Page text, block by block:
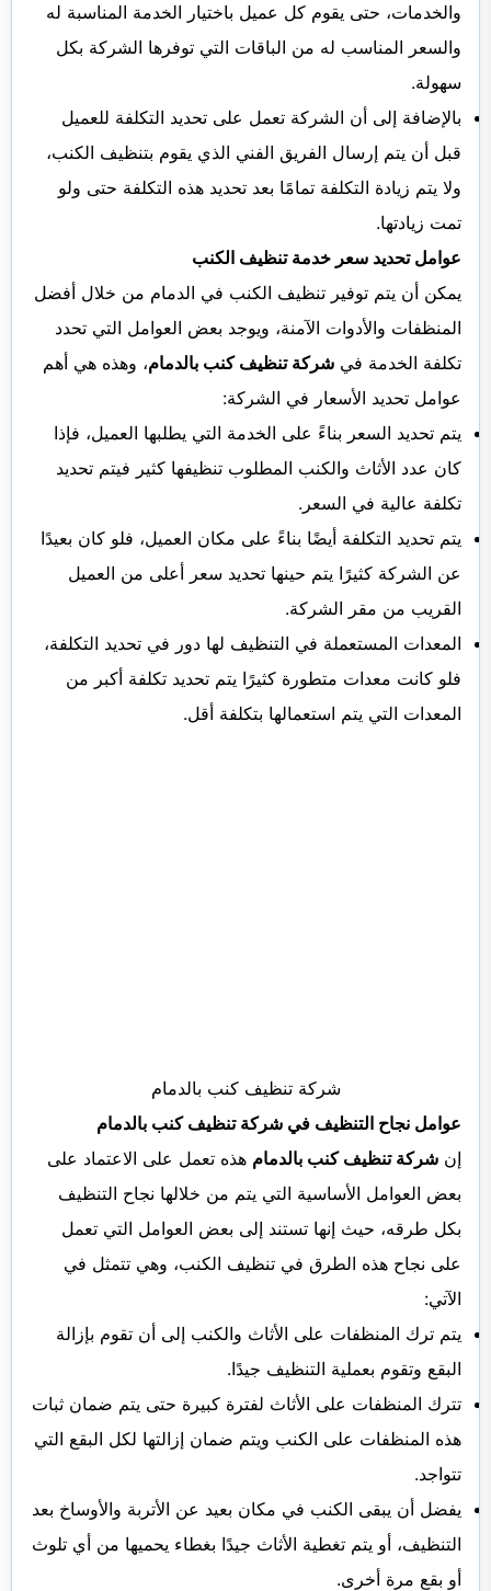
والخدمات، حتى يقوم كل عميل باختيار الخدمة المناسبة له
والسعر المناسب له من الباقات التي توفرها الشركة بكل
سهولة.
بالإضافة إلى أن الشركة تعمل على تحديد التكلفة للعميل
قبل أن يتم إرسال الفريق الفني الذي يقوم بتنظيف الكنب،
ولا يتم زيادة التكلفة تمامًا بعد تحديد هذه التكلفة حتى ولو
تمت زيادتها.
عوامل تحديد سعر خدمة تنظيف الكنب
يمكن أن يتم توفير تنظيف الكنب في الدمام من خلال أفضل
المنظفات والأدوات الآمنة، ويوجد بعض العوامل التي تحدد
تكلفة الخدمة في شركة تنظيف كنب بالدمام، وهذه هي أهم
عوامل تحديد الأسعار في الشركة:
يتم تحديد السعر بناءً على الخدمة التي يطلبها العميل، فإذا
كان عدد الأثاث والكنب المطلوب تنظيفها كثير فيتم تحديد
تكلفة عالية في السعر.
يتم تحديد التكلفة أيضًا بناءً على مكان العميل، فلو كان بعيدًا
عن الشركة كثيرًا يتم حينها تحديد سعر أعلى من العميل
القريب من مقر الشركة.
المعدات المستعملة في التنظيف لها دور في تحديد التكلفة،
فلو كانت معدات متطورة كثيرًا يتم تحديد تكلفة أكبر من
المعدات التي يتم استعمالها بتكلفة أقل.
شركة تنظيف كنب بالدمام
عوامل نجاح التنظيف في شركة تنظيف كنب بالدمام
إن شركة تنظيف كنب بالدمام هذه تعمل على الاعتماد على
بعض العوامل الأساسية التي يتم من خلالها نجاح التنظيف
بكل طرقه، حيث إنها تستند إلى بعض العوامل التي تعمل
على نجاح هذه الطرق في تنظيف الكنب، وهي تتمثل في
الآتي:
يتم ترك المنظفات على الأثاث والكنب إلى أن تقوم بإزالة
البقع وتقوم بعملية التنظيف جيدًا.
تترك المنظفات على الأثاث لفترة كبيرة حتى يتم ضمان ثبات
هذه المنظفات على الكنب ويتم ضمان إزالتها لكل البقع التي
تتواجد.
يفضل أن يبقى الكنب في مكان بعيد عن الأتربة والأوساخ بعد
التنظيف، أو يتم تغطية الأثاث جيدًا بغطاء يحميها من أي تلوث
أو بقع مرة أخرى.